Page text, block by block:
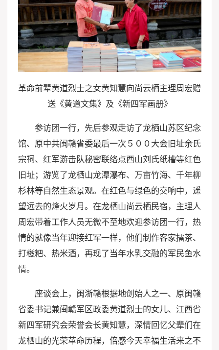
革命前辈黄道烈士之女黄知慧向尚云栖主理周宏赠
送《黄道文集》及《新四军画册》
参访团一行，先后参观走访了龙栖山苏区纪念
馆、原中共闽赣省委最后一次５００大会旧址余氏
宗祠、红军游击队秘密联络点西山刘氏纸槽等红色
旧址；游览了龙栖山龙潭瀑布、万亩竹海、千年柳
杉林等自然生态景观。在红色与绿色的交响中，遥
望远去的烽火岁月。在龙栖山尚云栖民宿，主理人
周宏带着工作人员无微不至地欢迎参访团一行，热
情的就像当年迎接红军一样，他们制作客家擂茶、
打糍粑、热米酒，再现了当年水乳交融的军民鱼水
情。
座谈会上，闽浙赣根据地创始人之一、原闽赣
省委书记兼闽赣军区政委黄道烈士的女儿、江西省
新四军研究会荣誉会长黄知慧，深情回忆父辈们在
龙栖山的光荣革命历程，倍感今天幸福生活来之不